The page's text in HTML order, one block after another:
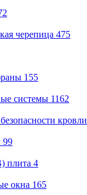
черепица 475
155
системы 1162
кровли
99
плита 4
окна 165